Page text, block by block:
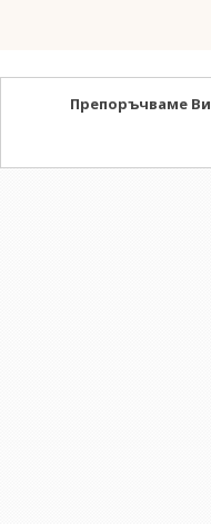
Препоръчваме Ви